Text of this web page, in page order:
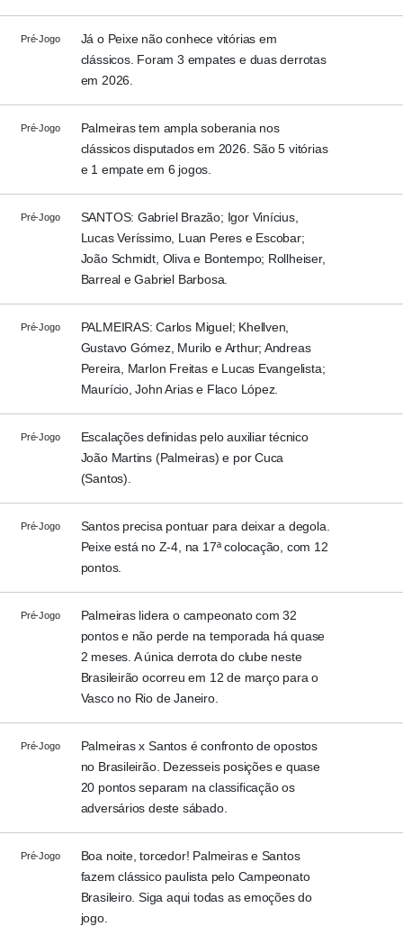
Pré-Jogo
Já o Peixe não conhece vitórias em
clássicos. Foram 3 empates e duas derrotas
em 2026.
Pré-Jogo
Palmeiras tem ampla soberania nos
clássicos disputados em 2026. São 5 vitórias
e 1 empate em 6 jogos.
Pré-Jogo
SANTOS: Gabriel Brazão; Igor Vinícius,
Lucas Veríssimo, Luan Peres e Escobar;
João Schmidt, Oliva e Bontempo; Rollheiser,
Barreal e Gabriel Barbosa.
Pré-Jogo
PALMEIRAS: Carlos Miguel; Khellven,
Gustavo Gómez, Murilo e Arthur; Andreas
Pereira, Marlon Freitas e Lucas Evangelista;
Maurício, John Arias e Flaco López.
Pré-Jogo
Escalações definidas pelo auxiliar técnico
João Martins (Palmeiras) e por Cuca
(Santos).
Pré-Jogo
Santos precisa pontuar para deixar a degola.
Peixe está no Z-4, na 17ª colocação, com 12
pontos.
Pré-Jogo
Palmeiras lidera o campeonato com 32
pontos e não perde na temporada há quase
2 meses. A única derrota do clube neste
Brasileirão ocorreu em 12 de março para o
Vasco no Rio de Janeiro.
Pré-Jogo
Palmeiras x Santos é confronto de opostos
no Brasileirão. Dezesseis posições e quase
20 pontos separam na classificação os
adversários deste sábado.
Pré-Jogo
Boa noite, torcedor! Palmeiras e Santos
fazem clássico paulista pelo Campeonato
Brasileiro. Siga aqui todas as emoções do
jogo.